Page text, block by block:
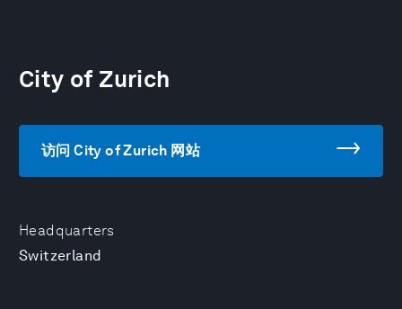
Headquarters
Switzerland
City of Zurich
访问 City of Zurich 网站